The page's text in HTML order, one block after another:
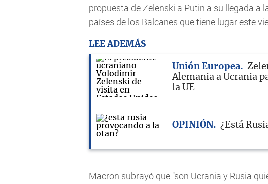
propuesta de Zelenski a Putin a su llegada a
países de los Balcanes que tiene lugar este
LEE ADEMÁS
Unión Europea
Alemania a Ucrania
la UE
OPINIÓN ¿Está
Macron subrayó que "son Ucrania y Rusia